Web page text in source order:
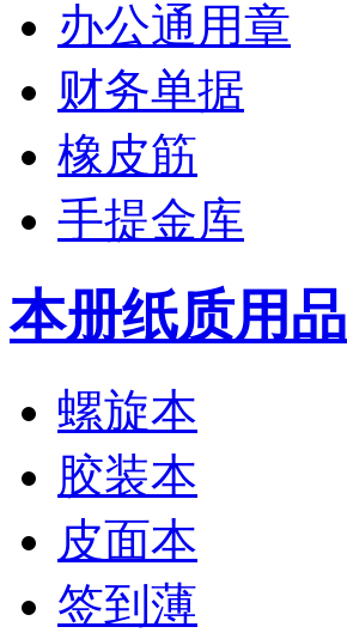
办公通用章
财务单据
橡皮筋
手提金库
本册纸质用品
螺旋本
胶装本
皮面本
签到薄